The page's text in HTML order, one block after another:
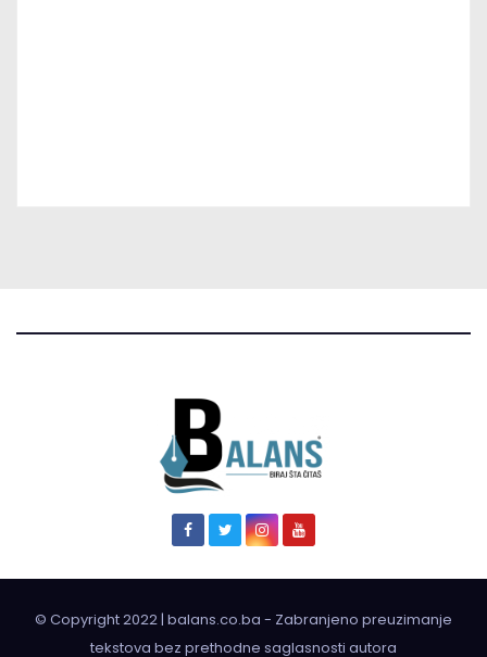
© Copyright 2022 | balans.co.ba - Zabranjeno preuzimanje
tekstova bez prethodne saglasnosti autora